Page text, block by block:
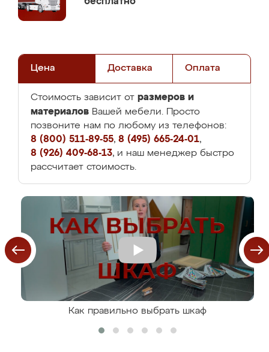
Цена Доставка Оплата
Стоимость зависит от размеров и
материалов Вашей мебели. Просто
позвоните нам по любому из телефонов:
8 (800) 511-89-55, 8 (495) 665-24-01,
8 (926) 409-68-13, и наш менеджер быстро
рассчитает стоимость.
Как правильно выбрать шкаф